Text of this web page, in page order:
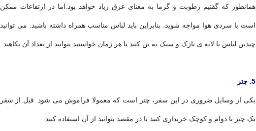
همانطور که گفتیم رطوبت و گرما به معنای عرق زیاد خواهد بود.اما در ارتفاعات ممکن
است با سردی هوا مواجه شوید. بنابراین باید لباس مناسب همراه داشته باشید. می توانید
چندین لباس با لایه ی نازک و سبک به تن کنید تا هر زمان خواستید بتوانید از تعداد آن بکاهید.
5. چتر
یکی از وسایل ضروری در این سفر، چتر است که معمولا فراموش می شود. قبل از سفر
یک چتر با دوام و کوچک خریداری کنید تا در مقصد بتوانید از آن استفاده کنید.